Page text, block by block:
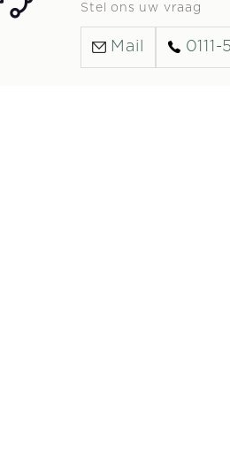
Stel ons uw vraag
Mail